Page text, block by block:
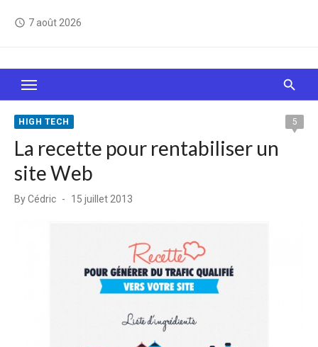
access_time 7 août 2026
Le Web, c'est comme une boîte de chocolats… On
sait jamais sur quoi on va tomber !
HIGH TECH 5
La recette pour rentabiliser un
site Web
ByCédric
Posted
15 juillet 2013